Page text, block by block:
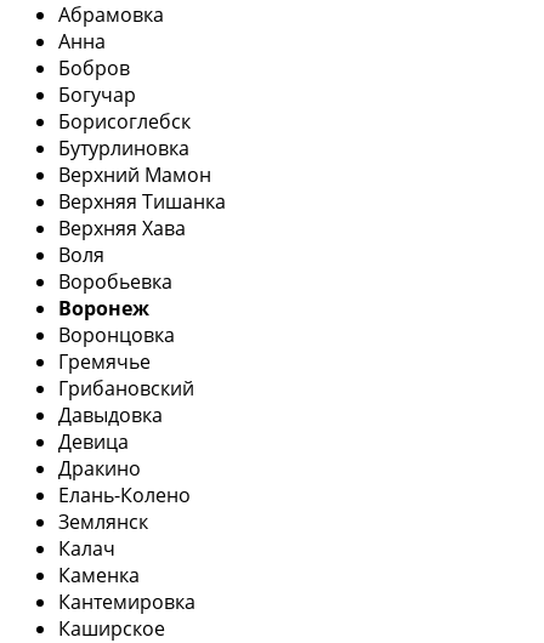
Абрамовка
Анна
Бобров
Богучар
Борисоглебск
Бутурлиновка
Верхний Мамон
Верхняя Тишанка
Верхняя Хава
Воля
Воробьевка
Воронеж
Воронцовка
Гремячье
Грибановский
Давыдовка
Девица
Дракино
Елань-Колено
Землянск
Калач
Каменка
Кантемировка
Каширское